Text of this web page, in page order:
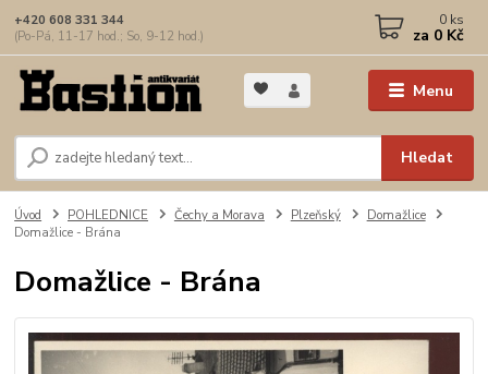
Menu
Hledat
+420 608 331 344
(Po-Pá, 11-17 hod.; So, 9-12 hod.)
0 ks
za 0 Kč
Úvod POHLEDNICE Čechy a Morava Plzeňský
Domažlice
Domažlice - Brána
Domažlice - Brána